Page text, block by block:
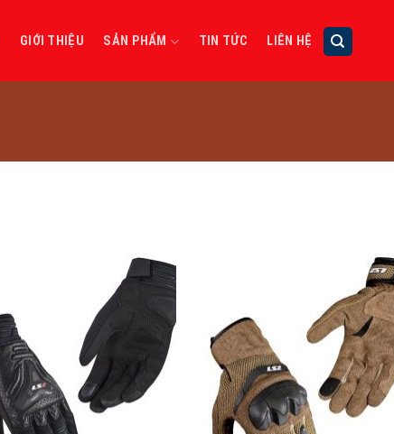
GIỚI THIỆU SẢN PHẨM TIN TỨC LIÊN HỆ